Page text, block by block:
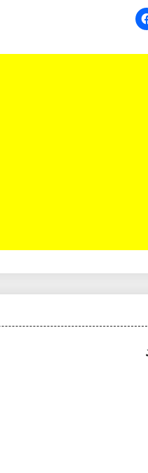
انقر
للمشاركة
(فتح